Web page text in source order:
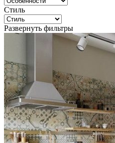
Стиль
Развернуть фильтры